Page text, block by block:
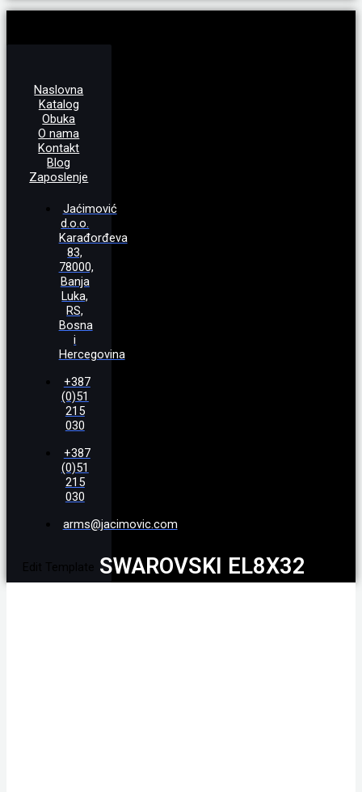
Naslovna
Katalog
Obuka
O nama
Kontakt
Blog
Zaposlenje
Jaćimović
d.o.o.
Karađorđeva
83,
78000,
Banja
Luka,
RS,
Bosna
i
Hercegovina
+387
(0)51
215
030
+387
(0)51
215
030
arms@jacimovic.com
Edit Template SWAROVSKI EL8X32